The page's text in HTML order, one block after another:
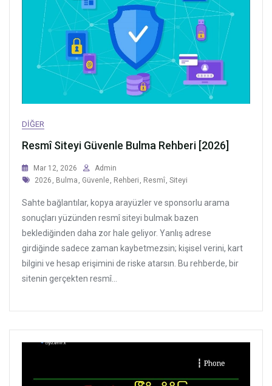
DIĞER
Resmî Siteyi Güvenle Bulma Rehberi [2026]
Mar 12, 2026
Admin
Tags
2026 , Bulma , Güvenle, Rehberi , Resmî, Siteyi
Sahte bağlantılar, kopya arayüzler ve sponsorlu arama
sonuçları yüzünden resmî siteyi bulmak bazen
beklediğinden daha zor hale geliyor. Yanlış adrese
girdiğinde sadece zaman kaybetmezsin; kişisel verini, kart
bilgini ve hesap erişimini de riske atarsın. Bu rehberde, bir
sitenin gerçekten resmî...